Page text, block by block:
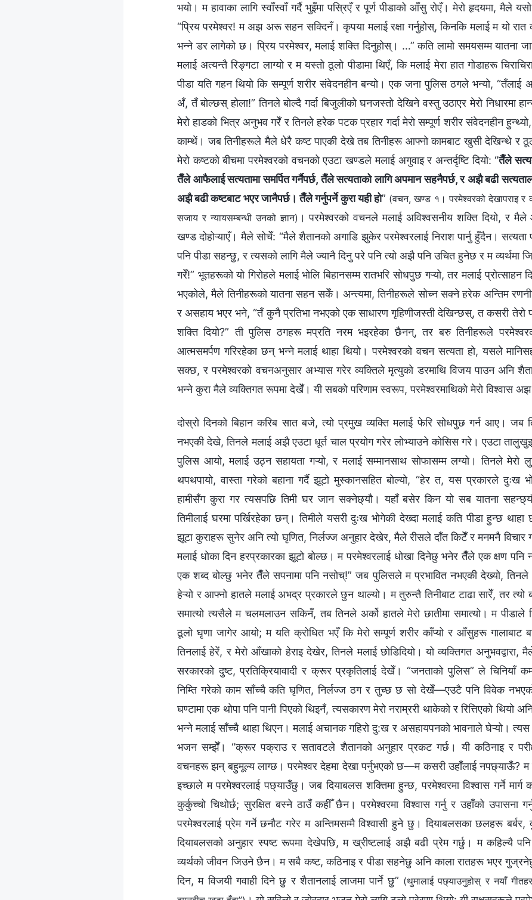
भयो। म हावाका लागि स्वाँस्वाँ गर्दै भुइँमा पस्रिएँ र पूर्ण पीडाको आँसु रोएँ। मेरो हृदयमा, मैले
“प्रिय परमेश्‍वर! म अझ अरू सहन सक्दिनँ। कृपया मलाई रक्षा गर्नुहोस्, किनकि मलाई म यो रात
भन्‍ने डर लागेको छ। प्रिय परमेश्‍वर, मलाई शक्ति दिनुहोस्। …” कति लामो समयसम्‍म यातना
मलाई अत्यन्तै रिङ्गटा लाग्यो र म यस्तो ठूलो पीडामा थिएँ, कि मलाई मेरा हात गोडाहरू
पीडा यति गहन थियो कि सम्पूर्ण शरीर संवेदनहीन बन्यो। एक जना पुलिस ठगले भन्यो,
अँ, तँ बोल्छस् होला!” तिनले बोल्दै गर्दा बिजुलीको घनजस्तो देखिने वस्तु उठाएर मेरो निधारमा
मेरो हाडको भित्र अनुभव गरेँ र तिनले हरेक पटक प्रहार गर्दा मेरो सम्पूर्ण शरीर संवेदनहीन
काम्थें। जब तिनीहरूले मैले धेरै कष्ट पाएकी देखे तब तिनीहरू आफ्नो कामबाट खुसी देखिन्थे र
मेरो कष्टको बीचमा परमेश्‍वरको वचनको एउटा खण्डले मलाई अगुवाइ र अन्तर्दृष्टि दियो: “तैँले
तैँले आफैलाई सत्यतामा समर्पित गर्नैपर्छ, तैँले सत्यताको लागि अपमान सहनैपर्छ, र अझै बढी
अझै बढी कष्टबाट भएर जानैपर्छ। तैँले गर्नुपर्ने कुरा यही हो” (वचन, खण्ड १। परमेश्‍वरको देखापराइ
सजाय र न्यायसम्‍बन्धी उनको ज्ञान) । परमेश्‍वरको वचनले मलाई अविश्‍वसनीय शक्ति दियो, र मैले
खण्ड दोहोऱ्याएँ। मैले सोचेँ: “मैले शैतानको अगाडि झुकेर परमेश्‍वरलाई निराश पार्नु हुँदैन। सत्यता
पनि पीडा सहन्छु, र त्यसको लागि मैले ज्यानै दिनु परे पनि त्यो अझै पनि उचित हुनेछ र म व्यर्थमा
गरेँ!” भूतहरूको यो गिरोहले मलाई भोलि बिहानसम्म रातभरि सोधपुछ गऱ्यो, तर मलाई
भएकोले, मैले तिनीहरूको यातना सहन सकेँ। अन्त्यमा, तिनीहरूले सोच्न सक्ने हरेक अन्तिम
र असहाय भएर भने, “तँ कुनै प्रतिभा नभएको एक साधारण गृहिणीजस्ती देखिन्छस्, त कसरी तेरो
शक्ति दियो?” ती पुलिस ठगहरू मप्रति नरम भइरहेका छैनन्, तर बरु तिनीहरूले
आत्मसमर्पण गरिरहेका छन् भन्‍ने मलाई थाहा थियो। परमेश्‍वरको वचन सत्यता हो, यसले
सक्छ, र परमेश्‍वरको वचनअनुसार अभ्यास गरेर व्यक्तिले मृत्युको डरमाथि विजय पाउन अनि
भन्ने कुरा मैले व्यक्तिगत रूपमा देखेँ। यी सबको परिणाम स्वरूप, परमेश्‍वरमाथिको मेरो विश्‍वास अझ
दोस्रो दिनको बिहान करिब सात बजे, त्यो प्रमुख व्यक्ति मलाई फेरि सोधपुछ गर्न आए।
नभएकी देखे, तिनले मलाई अझै एउटा धूर्त चाल प्रयोग गरेर लोभ्याउने कोसिस गरे। एउटा
पुलिस आयो, मलाई उठ्न सहायता गऱ्यो, र मलाई सम्मानसाथ सोफासम्म लग्यो। तिनले मेरो
थपथपायो, वास्ता गरेको बहाना गर्दै झूटो मुस्कानसहित बोल्यो, “हेर त, यस प्रकारले
हामीसँग कुरा गर त्यसपछि तिमी घर जान सक्नेछ्यौ। यहाँ बसेर किन यो सब यातना
तिमीलाई घरमा पर्खिरहेका छन्। तिमीले यसरी दुःख भोगेकी देख्दा मलाई कति पीडा हुन्छ थाहा
झूटा कुराहरू सुनेर अनि त्यो घृणित, निर्लज्ज अनुहार देखेर, मैले रीसले दाँत किटेँ र मनमनै विचार
मलाई धोका दिन हरप्रकारका झूटो बोल्छ। म परमेश्‍वरलाई धोखा दिनेछु भनेर तैँले एक क्षण पनि
एक शब्द बोल्छु भनेर तैँले सपनामा पनि नसोच्!” जब पुलिसले म प्रभावित नभएकी देख्यो,
हेऱ्यो र आफ्नो हातले मलाई अभद्र प्रकारले छुन थाल्यो। म तुरुन्तै तिनीबाट टाढा सारेँ, तर
समात्यो त्यसैले म चलमलाउन सकिनँ, तब तिनले अर्को हातले मेरो छातीमा समात्यो। म पीडाले
ठूलो घृणा जागेर आयो; म यति क्रोधित भएँ कि मेरो सम्पूर्ण शरीर काँप्यो र आँसुहरू
तिनलाई हेरें, र मेरो आँखाको हेराइ देखेर, तिनले मलाई छोडिदियो। यो व्यक्तिगत अनुभवद्वारा, मैले
सरकारको दुष्ट, प्रतिक्रियावादी र क्रूर प्रकृतिलाई देखेँ। “जनताको पुलिस” ले चिनियाँ
निम्ति गरेको काम साँच्चै कति घृणित, निर्लज्ज ठग र तुच्छ छ सो देखेँ—एउटै पनि विवेक
घण्टामा एक थोपा पनि पानी पिएको थिइनँ, त्यसकारण मेरो नराम्ररी थाकेको र रित्तिएको थियो
भन्‍ने मलाई साँच्चै थाहा थिएन। मलाई अचानक गहिरो दु:ख र असहायपनको भावनाले घेऱ्यो।
भजन सम्झेँ। “क्रूर पक्राउ र सतावटले शैतानको अनुहार प्रकट गर्छ। यी कठिनाइ र
वचनहरू झन् बहुमूल्‍य लाग्छ। परमेश्‍वर देहमा देखा पर्नुभएको छ—म कसरी उहाँलाई नपछ्याऊँ? म
इच्‍छाले म परमेश्‍वरलाई पछ्याउँछु। जब दियाबलस शक्तिमा हुन्छ, परमेश्‍वरमा विश्‍वास गर्ने
कुर्कुच्‍चो चिथोर्छ; सुरक्षित बस्‍ने ठाउँ कहीँ छैन। परमेश्‍वरमा विश्‍वास गर्नु र उहाँको उपासना
परमेश्‍वरलाई प्रेम गर्ने छनौट गरेर म अन्तिमसम्‍मै विश्‍वासी हुने छु। दियाबलसका छलहरू
दियाबलसको अनुहार स्पष्ट रूपमा देखेपछि, म ख्रीष्‍टलाई अझै बढी प्रेम गर्छु। म कहिल्यै
व्यर्थको जीवन जिउने छैन। म सबै कष्ट, कठिनाइ र पीडा सहनेछु अनि काला रातहरू भएर
दिन, म विजयी गवाही दिने छु र शैतानलाई लाजमा पार्ने छु” (थुमालाई पछ्याउनुहोस् र नयाँ